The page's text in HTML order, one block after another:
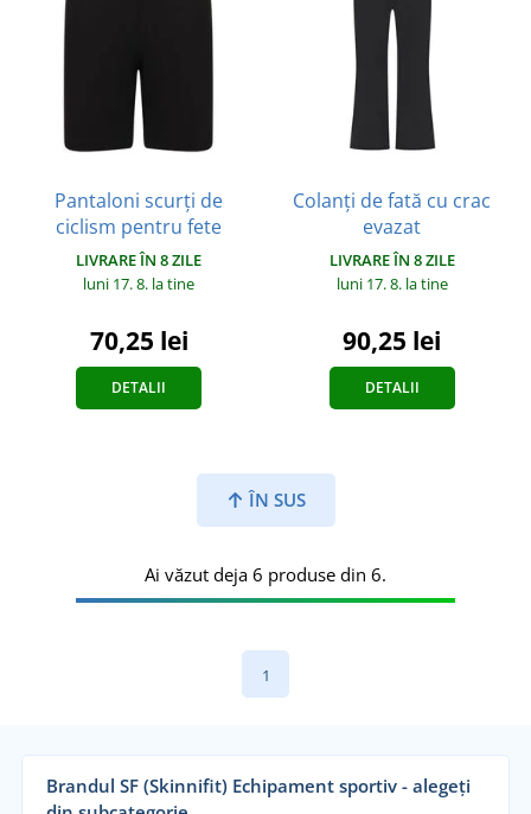
Pantaloni scurți de
ciclism pentru fete
LIVRARE ÎN 8 ZILE
luni 17. 8. la tine
70,25 lei
DETALII
Colanți de fată cu crac
evazat
LIVRARE ÎN 8 ZILE
luni 17. 8. la tine
90,25 lei
DETALII
ÎN SUS
Ai văzut deja 6 produse din 6.
1
Brandul SF (Skinnifit) Echipament sportiv - alegeți